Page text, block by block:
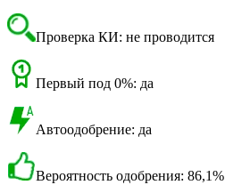
Проверка КИ: не проводится
Первый под 0%: да
Автоодобрение: да
Вероятность одобрения: 86,1%